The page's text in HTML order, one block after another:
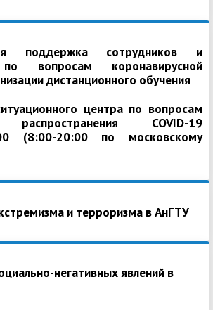
поддержка сотрудников и
вопросам коронавирусной
дистанционного обучения
центра по вопросам
распространения COVID-19
00 (8:00-20:00 по московскому
и терроризма в АнГТУ
негативных явлений в